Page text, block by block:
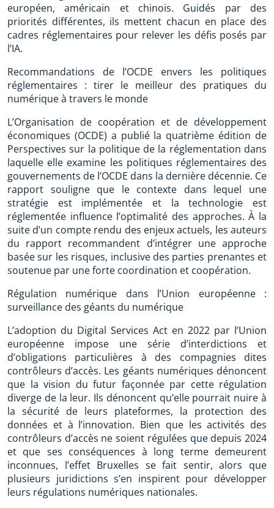
européen, américain et chinois. Guidés par des
priorités différentes, ils mettent chacun en place des
cadres réglementaires pour relever les défis posés par
l’IA.
Recommandations de l’OCDE envers les politiques
réglementaires : tirer le meilleur des pratiques du
numérique à travers le monde
L’Organisation de coopération et de développement
économiques (OCDE) a publié la quatrième édition de
Perspectives sur la politique de la réglementation dans
laquelle elle examine les politiques réglementaires des
gouvernements de l’OCDE dans la dernière décennie. Ce
rapport souligne que le contexte dans lequel une
stratégie est implémentée et la technologie est
réglementée influence l’optimalité des approches. À la
suite d’un compte rendu des enjeux actuels, les auteurs
du rapport recommandent d’intégrer une approche
basée sur les risques, inclusive des parties prenantes et
soutenue par une forte coordination et coopération.
Régulation numérique dans l’Union européenne :
surveillance des géants du numérique
L’adoption du Digital Services Act en 2022 par l’Union
européenne impose une série d’interdictions et
d’obligations particulières à des compagnies dites
contrôleurs d’accès. Les géants numériques dénoncent
que la vision du futur façonnée par cette régulation
diverge de la leur. Ils dénoncent qu’elle pourrait nuire à
la sécurité de leurs plateformes, la protection des
données et à l’innovation. Bien que les activités des
contrôleurs d’accès ne soient régulées que depuis 2024
et que ses conséquences à long terme demeurent
inconnues, l’effet Bruxelles se fait sentir, alors que
plusieurs juridictions s’en inspirent pour développer
leurs régulations numériques nationales.